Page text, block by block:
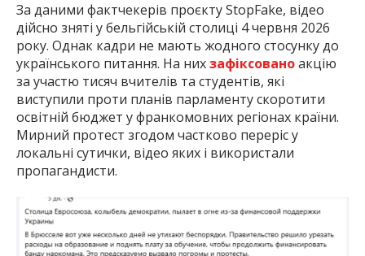
За даними фактчекерів проєкту StopFake, відео
дійсно зняті у бельгійській столиці 4 червня 2026
року. Однак кадри не мають жодного стосунку до
українського питання. На нихзафіксованоакцію
за участю тисяч вчителів та студентів, які
виступили проти планів парламенту скоротити
освітній бюджет у франкомовних регіонах країни.
Мирний протест згодом частково переріс у
локальні сутички, відео яких і використали
пропагандисти.